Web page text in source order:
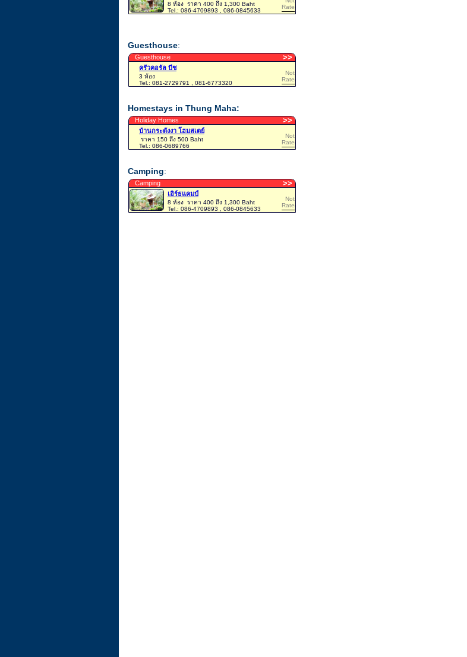
8 ห้อง ราคา 400 ถึง 1,300 Baht
Tel.: 086-4709893 , 086-0845633
Rated
Guesthouse:
Guesthouse >>
ครัวคอรัล บีช
3 ห้อง
Tel.: 081-2729791 , 081-6773320
Not
Rated
Homestays in Thung Maha:
Holiday Homes >>
บ้านกระดังงา โฮมสเตย์
ราคา 150 ถึง 500 Baht
Tel.: 086-0689766
Not
Rated
Camping:
Camping >>
เอิร์ธแคมป์
8 ห้อง ราคา 400 ถึง 1,300 Baht
Tel.: 086-4709893 , 086-0845633
Not
Rated